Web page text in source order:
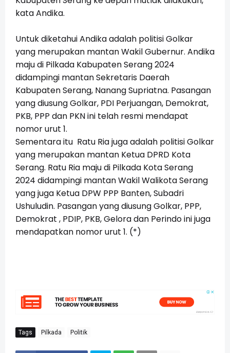
kata Andika.
Untuk diketahui Andika adalah politisi Golkar
yang merupakan mantan Wakil Gubernur. Andika
maju di Pilkada Kabupaten Serang 2024
didampingi mantan Sekretaris Daerah
Kabupaten Serang, Nanang Supriatna. Pasangan
yang diusung Golkar, PDI Perjuangan, Demokrat,
PKB, PPP dan PKN ini telah resmi mendapat
nomor urut 1.
Sementara itu Ratu Ria juga adalah politisi Golkar
yang merupakan mantan Ketua DPRD Kota
Serang. Ratu Ria maju di Pilkada Kota Serang
2024 didampingi mantan Wakil Walikota Serang
yang juga Ketua DPW PPP Banten, Subadri
Ushuludin. Pasangan yang diusung Golkar, PPP,
Demokrat , PDIP, PKB, Gelora dan Perindo ini juga
mendapatkan nomor urut 1. (*)
Tags Pilkada Politik